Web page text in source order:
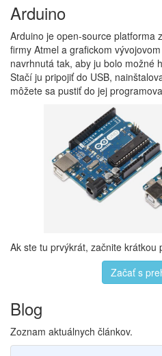
Arduino
Arduino je open-source platforma
firmy Atmel a grafickom
navrhnutá tak, aby ju bolo možné
Stačí ju pripojiť do USB,
môžete sa pustiť do jej
Ak ste tu prvýkrát, začnite krátkou
Začať s
Blog
Zoznam aktuálnych článkov.